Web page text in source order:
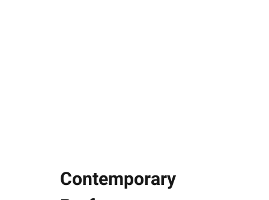
Contemporary